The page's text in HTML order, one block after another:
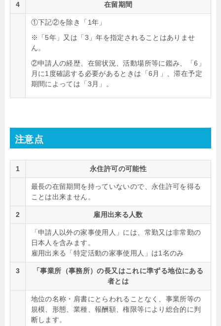
4 在留期間
①下記②を除き「1年」
※「5年」又は「3」年を指定されることはありませ
ん。
②申請人の経歴、在留状況、活動場所等に鑑み、「6」
月に1度確認する必要があるときは「6月」、滞在予定
期間によっては「3月」。
注意点
1 永住許可の可能性
最長の在留期間を持っていないので、永住許可を得る
ことは出来ません。
2 雇用出来る人数
「申請人以外の家事使用人」には、常勤又は非常勤の
日本人を含みます。
雇用出来る「特定活動の家事使用人」は1名のみ
3
「事業所（事務所）の長又はこれに準ずる地位にある
者とは
地位の名称・肩書にとらわれることなく、事業所等の
規模、形態、業種、報酬額、権限等により総合的に判
断します。